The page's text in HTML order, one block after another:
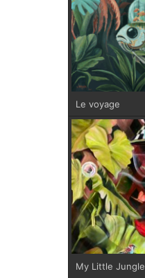
Le voyage
My Little Jungle